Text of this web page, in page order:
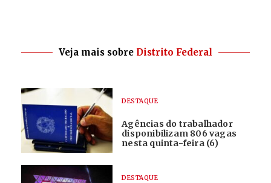
Veja mais sobre Distrito Federal
DESTAQUE
Agências do trabalhador
disponibilizam 806 vagas
nesta quinta-feira (6)
DESTAQUE